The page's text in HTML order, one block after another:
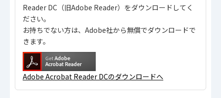
Reader DC（旧Adobe Reader）をダウンロードしてく
ださい。
お持ちでない方は、Adobe社から無償でダウンロードで
きます。
Adobe Acrobat Reader DCのダウンロードへ